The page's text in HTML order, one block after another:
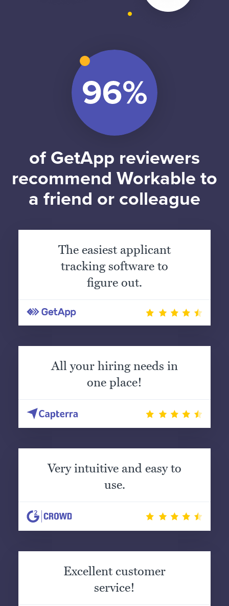
of GetApp reviewers
recommend Workable to
a friend or colleague
The easiest applicant
tracking software to
figure out.
All your hiring needs in
one place!
Very intuitive and easy to
use.
Excellent customer
service!